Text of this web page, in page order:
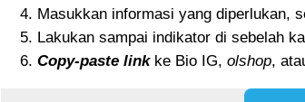
Masukkan informasi yang diperlukan,
Lakukan sampai indikator di sebelah
Copy-paste linkke Bio IG, olshop,